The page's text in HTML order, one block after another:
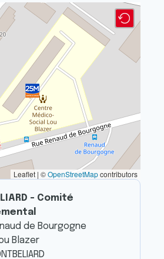
Leaflet | ©OpenStreetMapcontributors
- Comité
de Bourgogne
Blazer